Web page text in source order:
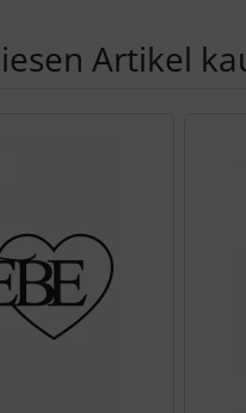
Artikel